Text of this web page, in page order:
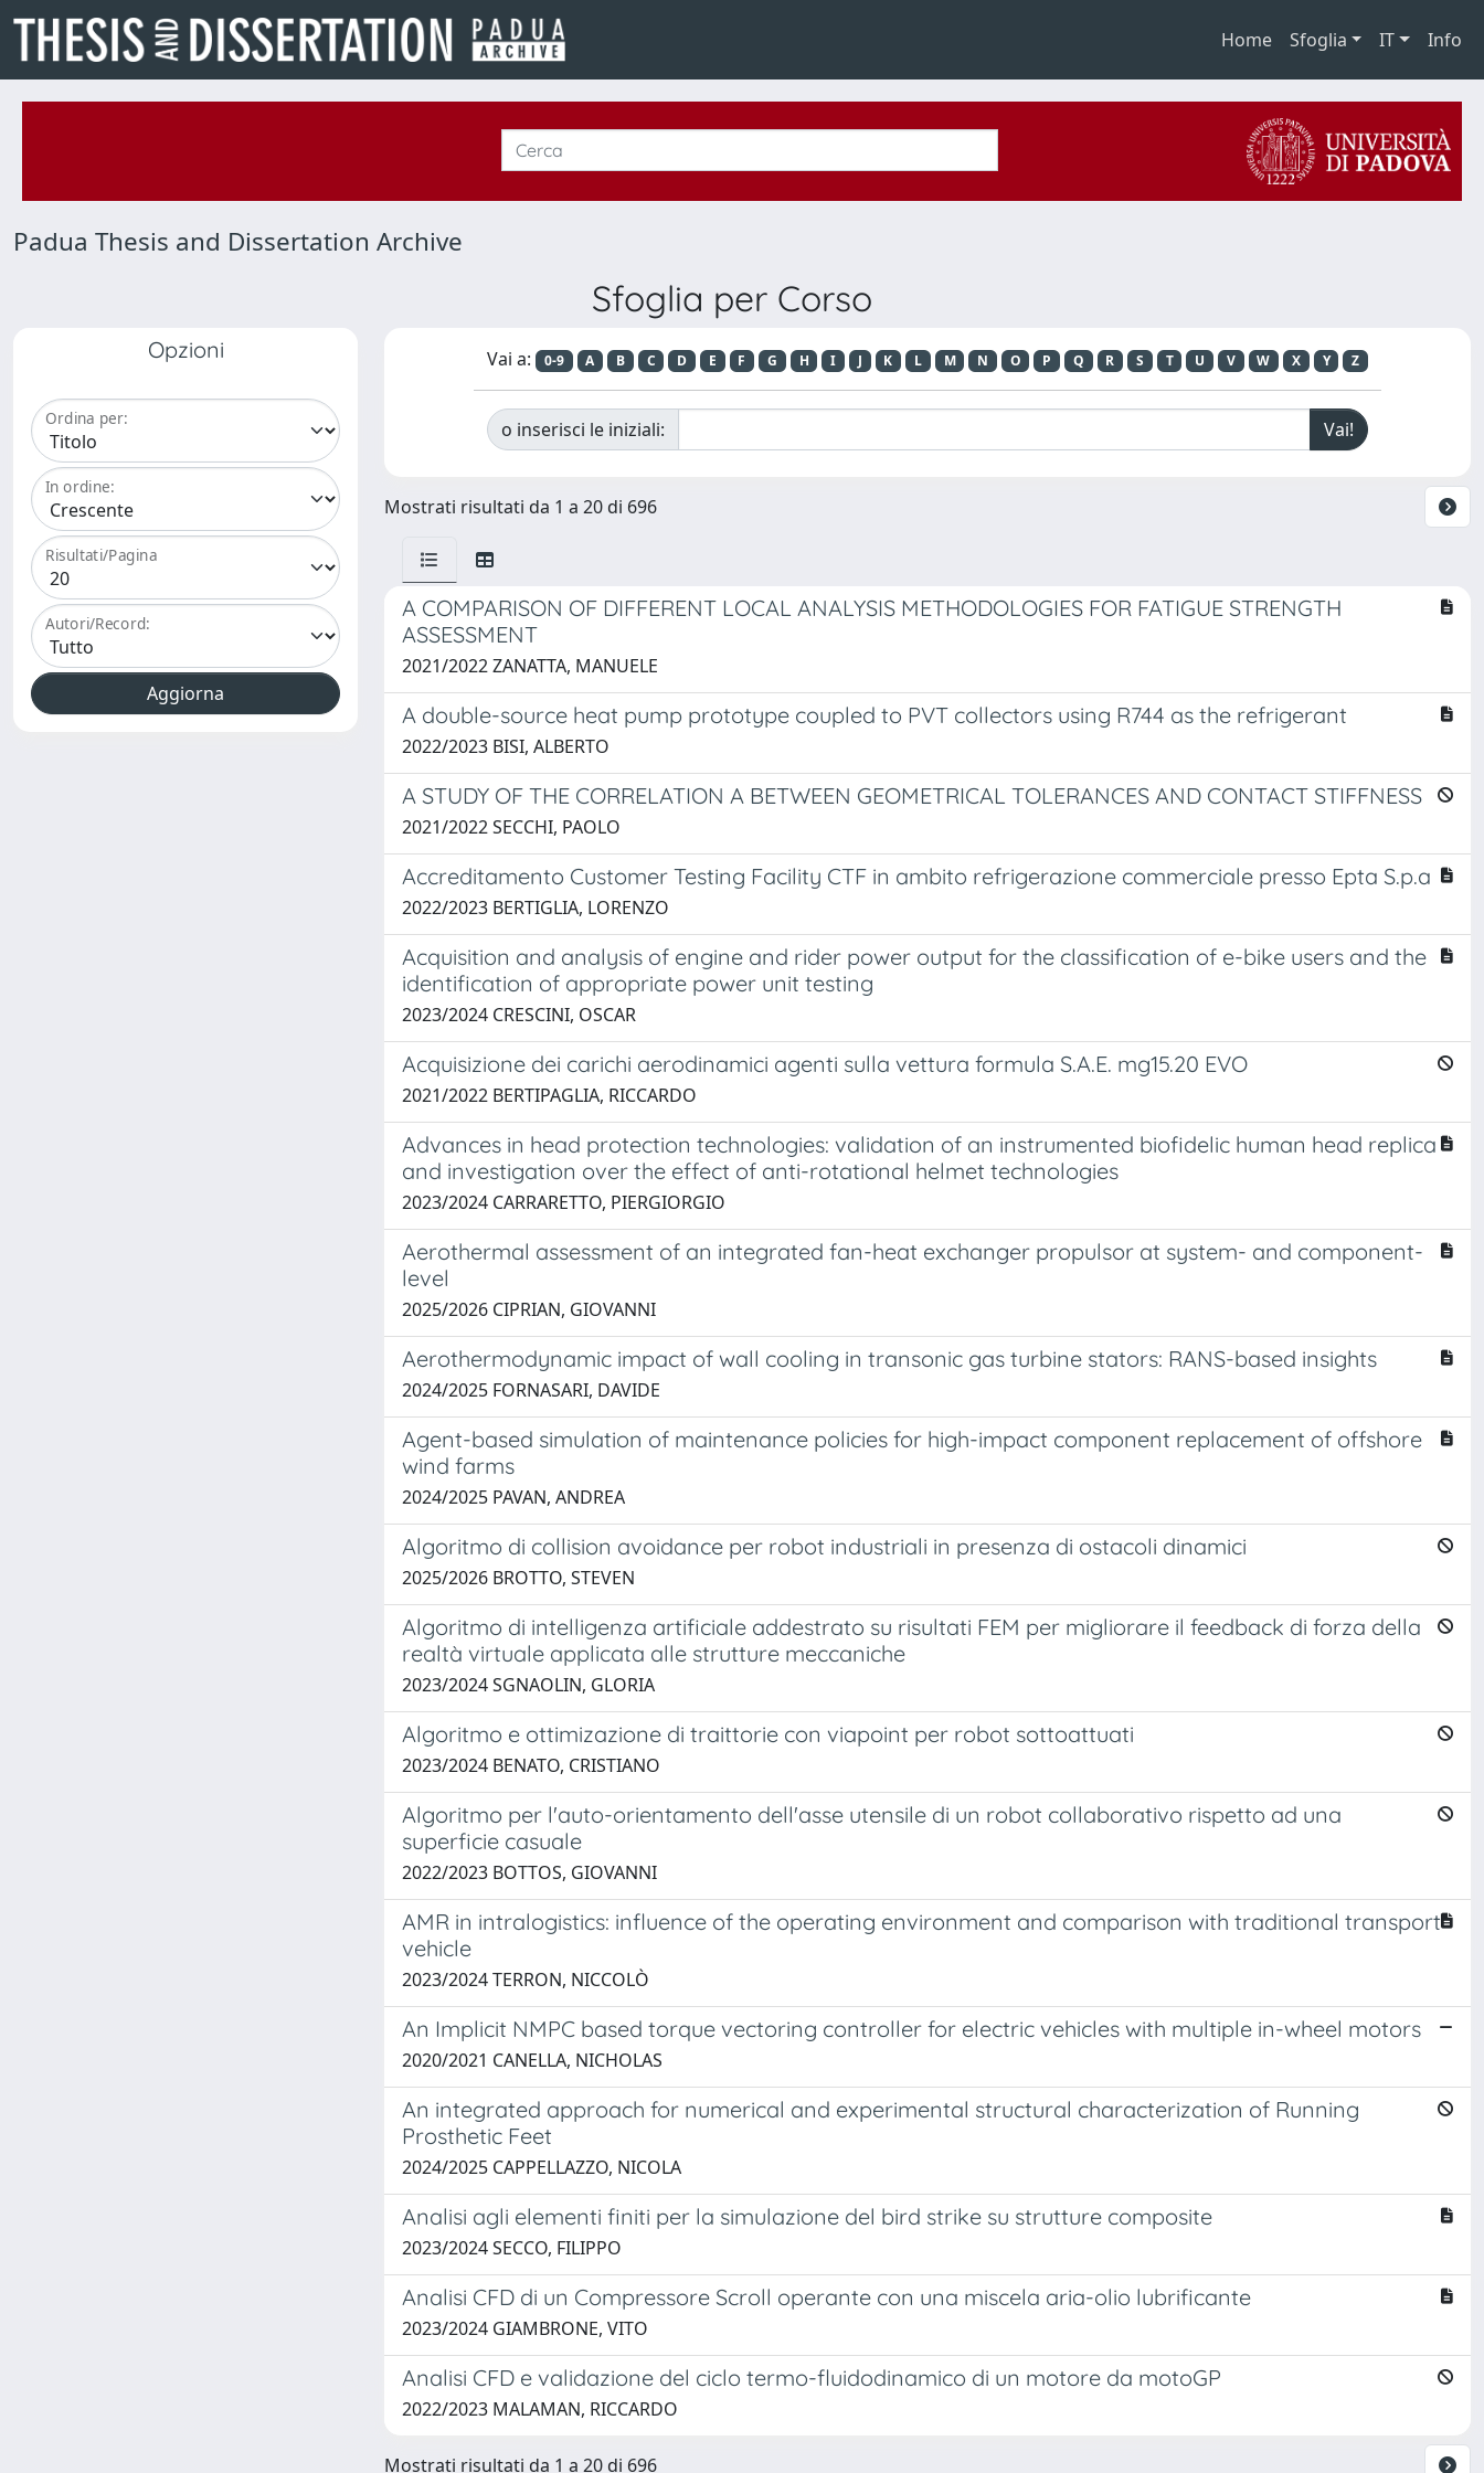
Home Sfoglia IT Info
Padua Thesis and Dissertation Archive
Sfoglia per Corso
Opzioni
Ordina per:
In ordine:
Risultati/Pagina
Autori/Record:
Vai a: 0-9 A B C D E F G H I J K L M N O P Q R S T U V W X Y Z
o inserisci le iniziali:
Mostrati risultati da 1 a 20 di 696
A COMPARISON OF DIFFERENT LOCAL ANALYSIS METHODOLOGIES FOR FATIGUE STRENGTH
ASSESSMENT
2021/2022 ZANATTA, MANUELE
A double-source heat pump prototype coupled to PVT collectors using R744 as the refrigerant
2022/2023 BISI, ALBERTO
A STUDY OF THE CORRELATION A BETWEEN GEOMETRICAL TOLERANCES AND CONTACT STIFFNESS
2021/2022 SECCHI, PAOLO
Accreditamento Customer Testing Facility CTF in ambito refrigerazione commerciale presso Epta S.p.a
2022/2023 BERTIGLIA, LORENZO
Acquisition and analysis of engine and rider power output for the classification of e-bike users and the
identification of appropriate power unit testing
2023/2024 CRESCINI, OSCAR
Acquisizione dei carichi aerodinamici agenti sulla vettura formula S.A.E. mg15.20 EVO
2021/2022 BERTIPAGLIA, RICCARDO
Advances in head protection technologies: validation of an instrumented biofidelic human head replica
and investigation over the effect of anti-rotational helmet technologies
2023/2024 CARRARETTO, PIERGIORGIO
Aerothermal assessment of an integrated fan-heat exchanger propulsor at system- and component-
level
2025/2026 CIPRIAN, GIOVANNI
Aerothermodynamic impact of wall cooling in transonic gas turbine stators: RANS-based insights
2024/2025 FORNASARI, DAVIDE
Agent-based simulation of maintenance policies for high-impact component replacement of offshore
wind farms
2024/2025 PAVAN, ANDREA
Algoritmo di collision avoidance per robot industriali in presenza di ostacoli dinamici
2025/2026 BROTTO, STEVEN
Algoritmo di intelligenza artificiale addestrato su risultati FEM per migliorare il feedback di forza della
realtà virtuale applicata alle strutture meccaniche
2023/2024 SGNAOLIN, GLORIA
Algoritmo e ottimizazione di traittorie con viapoint per robot sottoattuati
2023/2024 BENATO, CRISTIANO
Algoritmo per l'auto-orientamento dell'asse utensile di un robot collaborativo rispetto ad una
superficie casuale
2022/2023 BOTTOS, GIOVANNI
AMR in intralogistics: influence of the operating environment and comparison with traditional transport
vehicle
2023/2024 TERRON, NICCOLÒ
An Implicit NMPC based torque vectoring controller for electric vehicles with multiple in-wheel motors
2020/2021 CANELLA, NICHOLAS
An integrated approach for numerical and experimental structural characterization of Running
Prosthetic Feet
2024/2025 CAPPELLAZZO, NICOLA
Analisi agli elementi finiti per la simulazione del bird strike su strutture composite
2023/2024 SECCO, FILIPPO
Analisi CFD di un Compressore Scroll operante con una miscela aria-olio lubrificante
2023/2024 GIAMBRONE, VITO
Analisi CFD e validazione del ciclo termo-fluidodinamico di un motore da motoGP
2022/2023 MALAMAN, RICCARDO
Mostrati risultati da 1 a 20 di 696